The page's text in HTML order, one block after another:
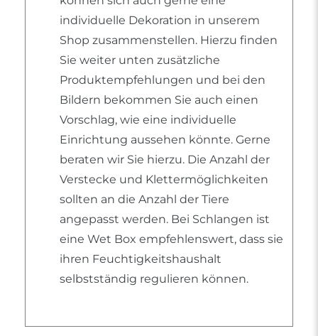
individuelle Dekoration in unserem
Shop zusammenstellen. Hierzu finden
Sie weiter unten zusätzliche
Produktempfehlungen und bei den
Bildern bekommen Sie auch einen
Vorschlag, wie eine individuelle
Einrichtung aussehen könnte. Gerne
beraten wir Sie hierzu. Die Anzahl der
Verstecke und Klettermöglichkeiten
sollten an die Anzahl der Tiere
angepasst werden. Bei Schlangen ist
eine Wet Box empfehlenswert, dass sie
ihren Feuchtigkeitshaushalt
selbstständig regulieren können.